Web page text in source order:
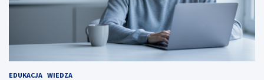
EDUKACJA WIEDZA